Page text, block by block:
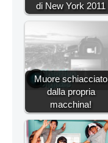
di New York 2011
Muore schiacciato
dalla propria
macchina!